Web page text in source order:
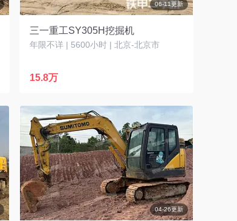
06-11更新
三一重工SY305H挖掘机
年限不详 | 5600小时 | 北京-北京市
15.8万
04-26更新